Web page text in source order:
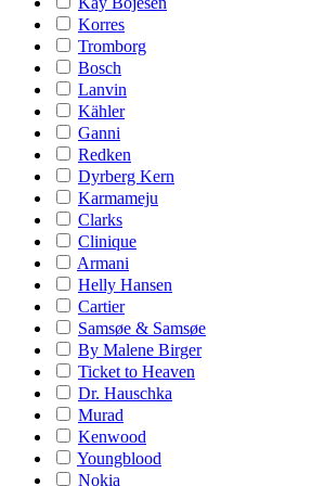
Korres
Tromborg
Bosch
Lanvin
Kähler
Ganni
Redken
Dyrberg Kern
Karmameju
Clarks
Clinique
Armani
Helly Hansen
Cartier
Samsøe & Samsøe
By Malene Birger
Ticket to Heaven
Dr. Hauschka
Murad
Kenwood
Youngblood
Nokia